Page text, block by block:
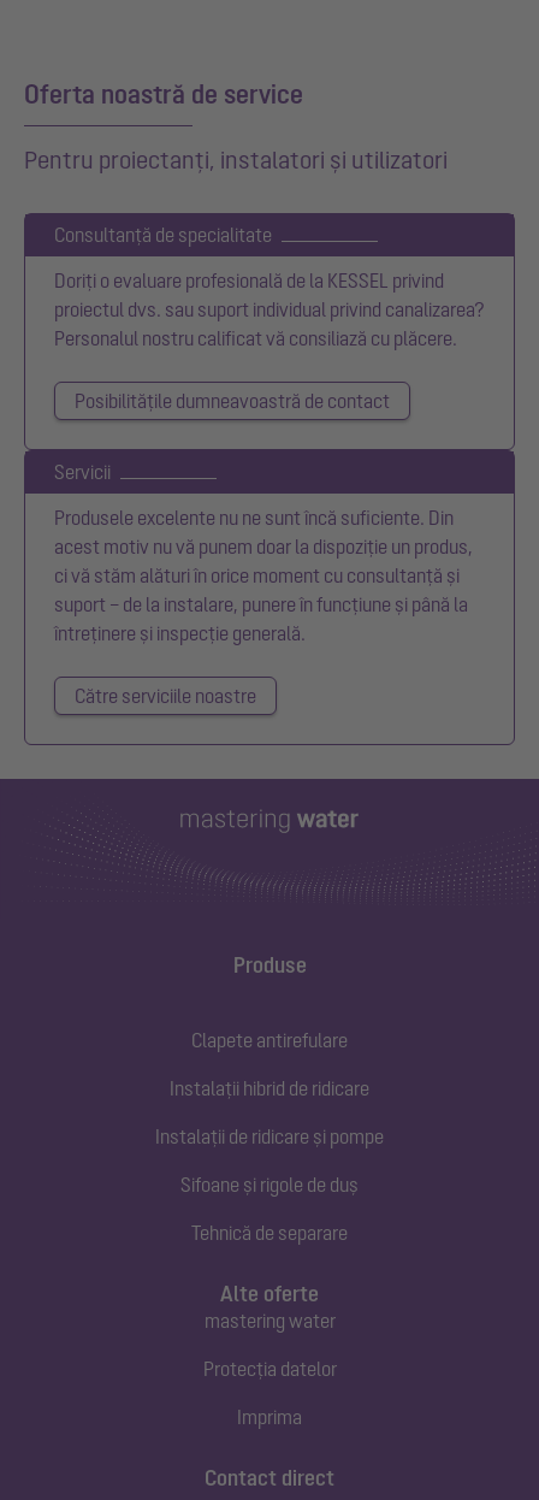
Oferta noastră de service
Pentru proiectanți, instalatori și utilizatori
Consultanță de specialitate
Doriți o evaluare profesională de la KESSEL privind
proiectul dvs. sau suport individual privind canalizarea?
Personalul nostru calificat vă consiliază cu plăcere.
Posibilitățile dumneavoastră de contact
Servicii
Produsele excelente nu ne sunt încă suficiente. Din
acest motiv nu vă punem doar la dispoziție un produs,
ci vă stăm alături în orice moment cu consultanță și
suport – de la instalare, punere în funcțiune și până la
întreținere și inspecție generală.
Către serviciile noastre
Produse
Clapete antirefulare
Instalații hibrid de ridicare
Instalații de ridicare și pompe
Sifoane și rigole de duș
Tehnică de separare
Contact direct
Alte oferte
mastering water
Protecția datelor
Imprima